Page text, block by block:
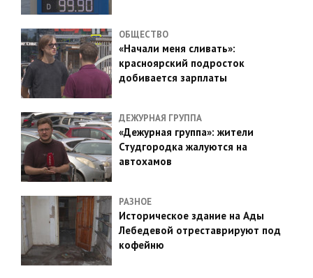
ОБЩЕСТВО
«Начали меня сливать»:
красноярский подросток
добивается зарплаты
ДЕЖУРНАЯ ГРУППА
«Дежурная группа»: жители
Студгородка жалуются на
автохамов
РАЗНОЕ
Историческое здание на Ады
Лебедевой отреставрируют под
кофейню